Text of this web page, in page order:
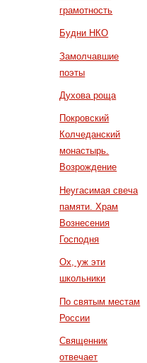
грамотность
Будни НКО
Замолчавшие
поэты
Духова роща
Покровский
Колчеданский
монастырь.
Возрождение
Неугасимая свеча
памяти. Храм
Вознесения
Господня
Ох, уж эти
школьники
По святым местам
России
Священник
отвечает